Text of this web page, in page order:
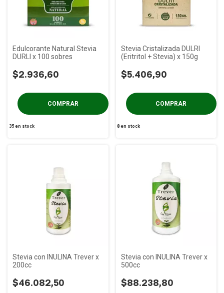
Edulcorante Natural Stevia
DURLI x 100 sobres
$2.936,60
35en stock
Stevia Cristalizada DULRI
(Eritritol + Stevia) x 150g
$5.406,90
8 en stock
Stevia con INULINA Trever x
200cc
$46.082,50
Stevia con INULINA Trever x
500cc
$88.238,80